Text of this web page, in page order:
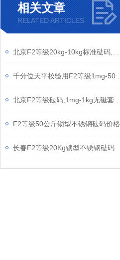
相关文章
RELATED ARTICLES
F2等级50公斤锁型不锈钢砝码价格
长春F2等级20Kg锁型不锈钢砝码